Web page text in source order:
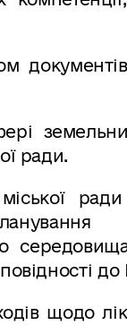
ради.
щодо